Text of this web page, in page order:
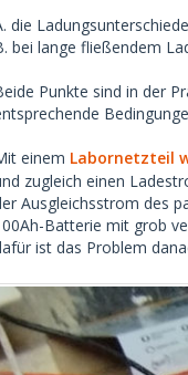
die
bei lange fließendem
Punkte sind in der
einem Labornetzteil
zugleich einen
Ausgleichsstrom des
Batterie mit grob
ist das Problem